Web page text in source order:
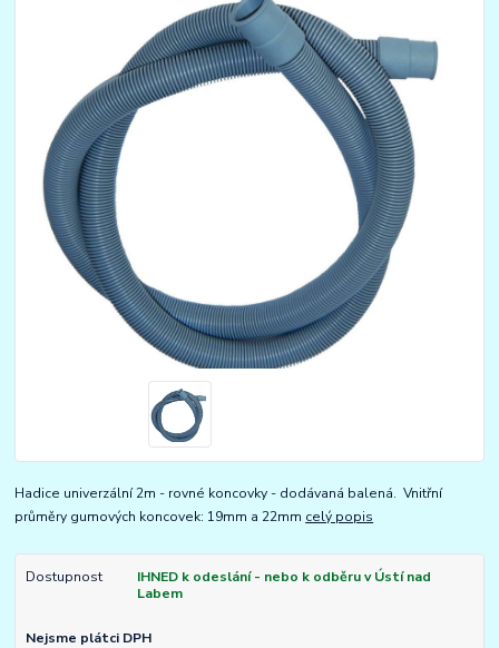
Hadice univerzální 2m - rovné koncovky - dodávaná balená. Vnitřní
průměry gumových koncovek: 19mm a 22mm celý popis
Dostupnost
IHNED k odeslání - nebo k odběru v Ústí nad
Labem
Nejsme plátci DPH